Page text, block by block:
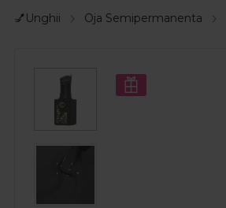
💅Unghii Oja Semipermanenta